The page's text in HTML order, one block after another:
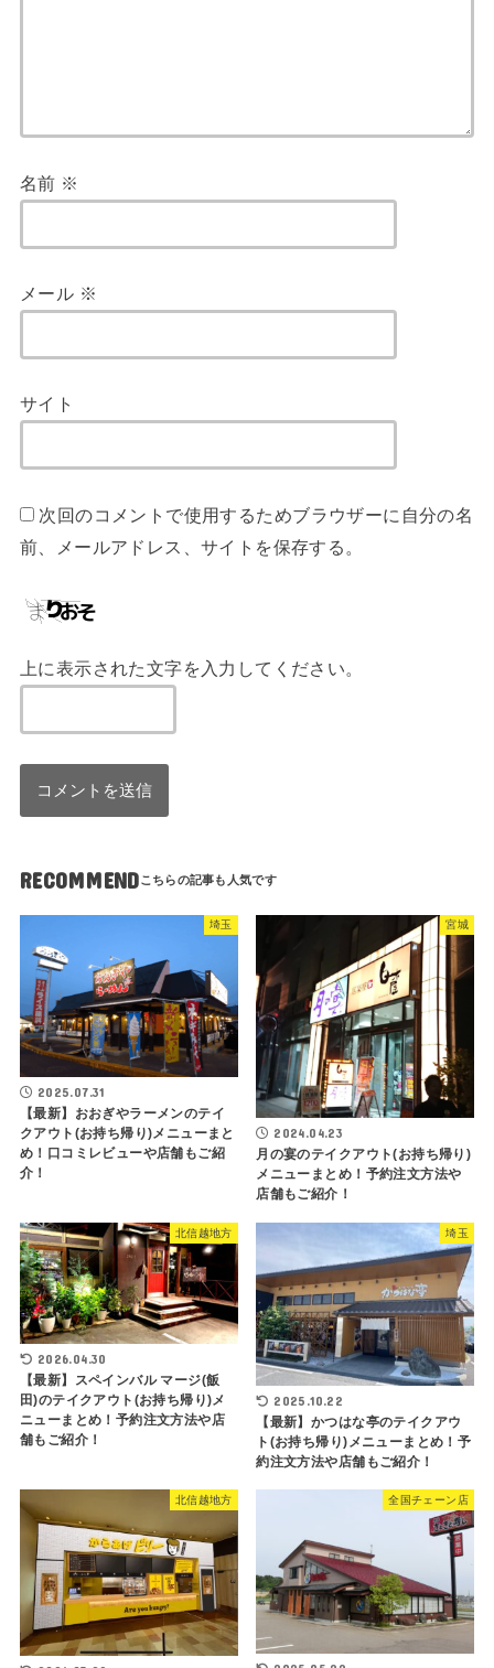
名前 ※
メール ※
サイト
次回のコメントで使用するためブラウザーに自分の名
前、メールアドレス、サイトを保存する。
上に表示された文字を入力してください。
RECOMMEND
埼玉
2025.07.31
【最新】おおぎやラーメンのテイ
クアウト(お持ち帰り)メニューまと
め！口コミレビューや店舗もご紹
介！
宮城
2024.04.23
月の宴のテイクアウト(お持ち帰り)
メニューまとめ！予約注文方法や
店舗もご紹介！
北信越地方
2026.04.30
【最新】スペインバル マージ(飯
田)のテイクアウト(お持ち帰り)メ
ニューまとめ！予約注文方法や店
舗もご紹介！
埼玉
2025.10.22
【最新】かつはな亭のテイクアウ
ト(お持ち帰り)メニューまとめ！予
約注文方法や店舗もご紹介！
北信越地方 全国チェーン店